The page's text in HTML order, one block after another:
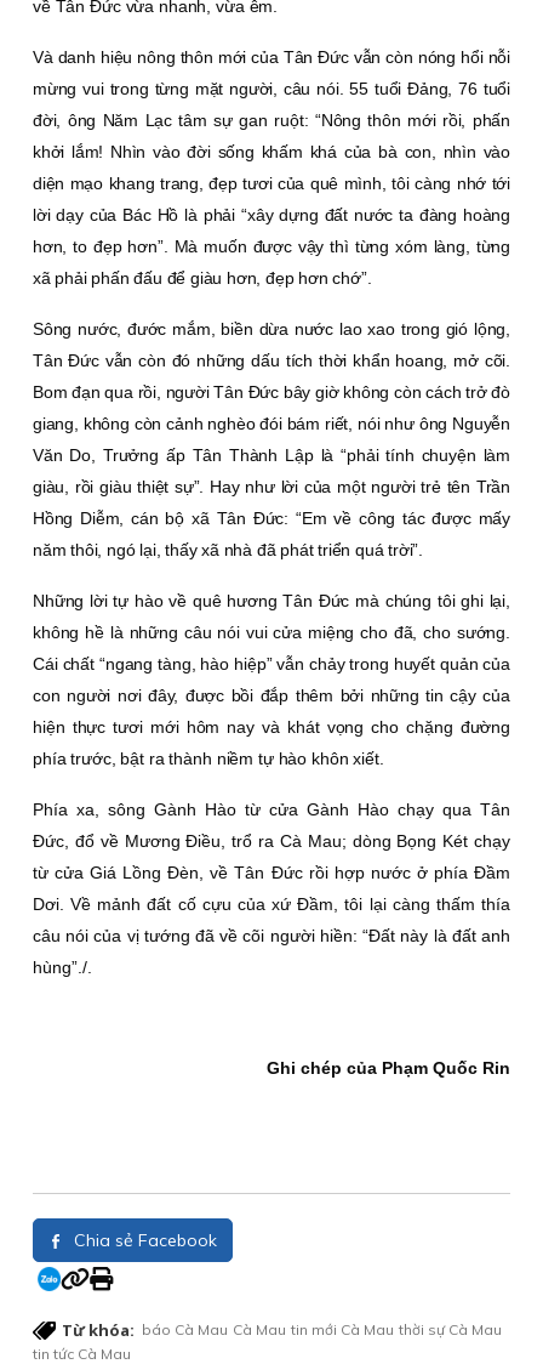
về Tân Ðức vừa nhanh, vừa êm.
Và danh hiệu nông thôn mới của Tân Ðức vẫn còn nóng hổi nỗi
mừng vui trong từng mặt người, câu nói. 55 tuổi Ðảng, 76 tuổi
đời, ông Năm Lạc tâm sự gan ruột: “Nông thôn mới rồi, phấn
khởi lắm! Nhìn vào đời sống khấm khá của bà con, nhìn vào
diện mạo khang trang, đẹp tươi của quê mình, tôi càng nhớ tới
lời dạy của Bác Hồ là phải “xây dựng đất nước ta đàng hoàng
hơn, to đẹp hơn”. Mà muốn được vậy thì từng xóm làng, từng
xã phải phấn đấu để giàu hơn, đẹp hơn chớ”.
Sông nước, đước mắm, biền dừa nước lao xao trong gió lộng,
Tân Ðức vẫn còn đó những dấu tích thời khẩn hoang, mở cõi.
Bom đạn qua rồi, người Tân Ðức bây giờ không còn cách trở đò
giang, không còn cảnh nghèo đói bám riết, nói như ông Nguyễn
Văn Do, Trưởng ấp Tân Thành Lập là “phải tính chuyện làm
giàu, rồi giàu thiệt sự”. Hay như lời của một người trẻ tên Trần
Hồng Diễm, cán bộ xã Tân Ðức: “Em về công tác được mấy
năm thôi, ngó lại, thấy xã nhà đã phát triển quá trời”.
Những lời tự hào về quê hương Tân Ðức mà chúng tôi ghi lại,
không hề là những câu nói vui cửa miệng cho đã, cho sướng.
Cái chất “ngang tàng, hào hiệp” vẫn chảy trong huyết quản của
con người nơi đây, được bồi đắp thêm bởi những tin cậy của
hiện thực tươi mới hôm nay và khát vọng cho chặng đường
phía trước, bật ra thành niềm tự hào khôn xiết.
Phía xa, sông Gành Hào từ cửa Gành Hào chạy qua Tân
Ðức, đổ về Mương Ðiều, trổ ra Cà Mau; dòng Bọng Két chạy
từ cửa Giá Lồng Ðèn, về Tân Ðức rồi hợp nước ở phía Ðầm
Dơi. Về mảnh đất cố cựu của xứ Ðầm, tôi lại càng thấm thía
câu nói của vị tướng đã về cõi người hiền: “Ðất này là đất anh
hùng”./.
Ghi chép của Phạm Quốc Rin
Chia sẻ Facebook
Từ khóa: báo Cà Mau Cà Mau tin mới Cà Mau thời sự Cà Mau
tin tức Cà Mau